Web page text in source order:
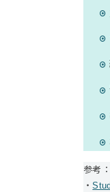
参考：
・